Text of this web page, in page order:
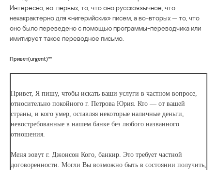
Интересно, во-первых, то, что оно русскоязычное, что
нехакрактерно для «нигерийских» писем, а во-вторых — то, что
оно было переведено с помощью программы-переводчика или
имитирует такое переводное письмо.
Привет(urgent)**
Привет, Я пишу, чтобы искать ваши услуги в частном вопросе,
относительно покойного г. Петрова Юрия. Кто — от вашей
страны, и кого умер, оставляя некоторые наличные деньги,
невостребованные в нашем банке без любого названного
отношения.
Меня зовут г. Джонсон Кого, банкир. Это требует частной
договоренности. Могли Вы возможно быть в состоянии получить,